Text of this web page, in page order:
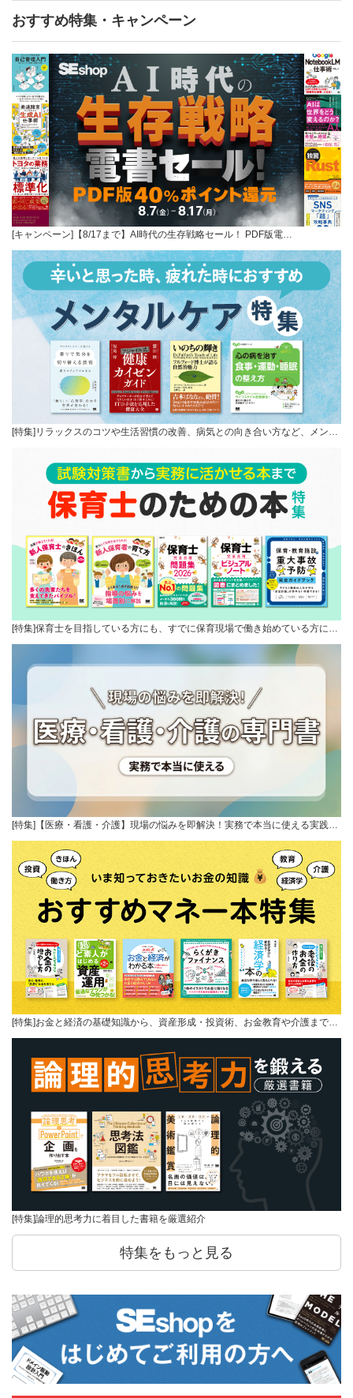
おすすめ特集・キャンペーン
[キャンペーン]【8/17まで】AI時代の生存戦略セール！ PDF版電…
[特集]リラックスのコツや生活習慣の改善、病気との向き合い方など、メン…
[特集]保育士を目指している方にも、すでに保育現場で働き始めている方に…
[特集]【医療・看護・介護】現場の悩みを即解決！実務で本当に使える実践…
[特集]お金と経済の基礎知識から、資産形成・投資術、お金教育や介護まで…
[特集]論理的思考力に着目した書籍を厳選紹介
特集をもっと見る